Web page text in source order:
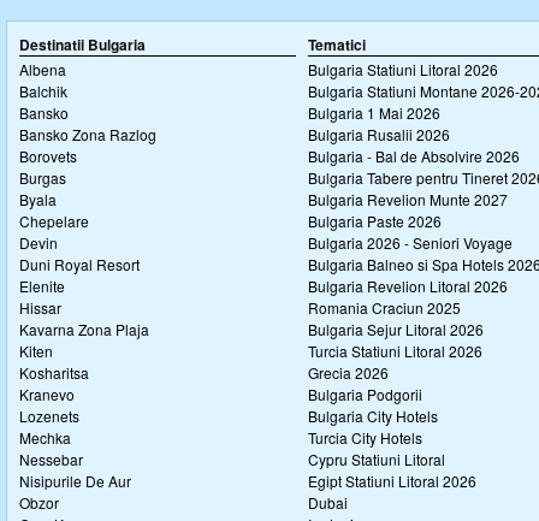
Destinatii Bulgaria
Albena
Balchik
Bansko
Bansko Zona Razlog
Borovets
Burgas
Byala
Chepelare
Devin
Duni Royal Resort
Elenite
Hissar
Kavarna Zona Plaja
Kiten
Kosharitsa
Kranevo
Lozenets
Mechka
Nessebar
Nisipurile De Aur
Obzor
Tematici
Bulgaria Statiuni Litoral 2026
Bulgaria Statiuni Montane 2026-
Bulgaria 1 Mai 2026
Bulgaria Rusalii 2026
Bulgaria - Bal de Absolvire 2026
Bulgaria Tabere pentru Tineret
Bulgaria Revelion Munte 2027
Bulgaria Paste 2026
Bulgaria 2026 - Seniori Voyage
Bulgaria Balneo si Spa Hotels
Bulgaria Revelion Litoral 2026
Romania Craciun 2025
Bulgaria Sejur Litoral 2026
Turcia Statiuni Litoral 2026
Grecia 2026
Bulgaria Podgorii
Bulgaria City Hotels
Turcia City Hotels
Cypru Statiuni Litoral
Egipt Statiuni Litoral 2026
Dubai